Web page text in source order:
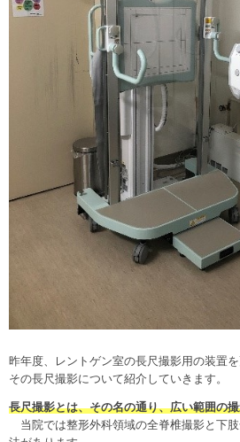
昨年度、レントゲン室の長尺撮影用の装置
その長尺撮影について紹介していきます。
長尺撮影とは、その名の通り、広い範囲の
当院では整形外科領域の全脊椎撮影と下